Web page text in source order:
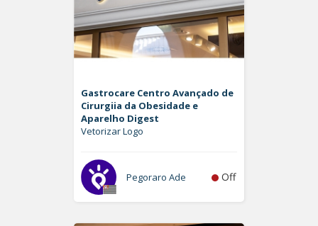
Gastrocare Centro Avançado de
Cirurgiia da Obesidade e
Aparelho Digest
Vetorizar Logo
Pegoraro Ade Off